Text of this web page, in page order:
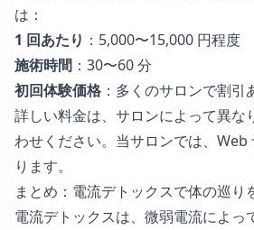
は：
1 回あたり ：5,000〜15,000 円程度
施術時間 ：30〜60 分
初回体験価格 ：多くのサロンで割引
詳しい料金は、サロンによって異な
わせください。当サロンでは、Web
ります。
まとめ：電流デトックスで体の巡り
電流デトックスは、微弱電流によっ